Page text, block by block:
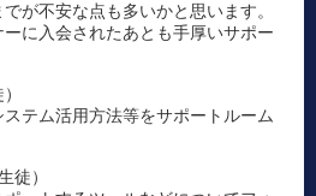
が不安な点も多いかと思います。
に入会されたあとも手厚いサポー
テム活用方法等をサポートルーム
徒）